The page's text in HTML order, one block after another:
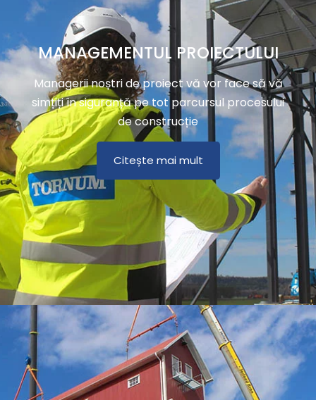
MANAGEMENTUL PROIECTULUI
Managerii noștri de proiect vă vor face să vă
simțiți în siguranță pe tot parcursul procesului
de construcție
Citește mai mult